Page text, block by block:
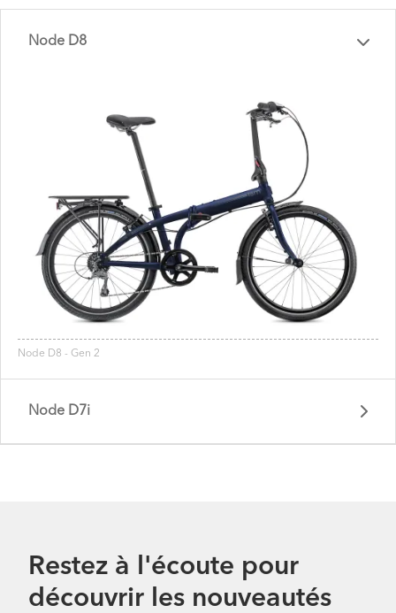
Node D8
Node D8 - Gen 2
Node D7i
Restez à l'écoute pour
découvrir les nouveautés